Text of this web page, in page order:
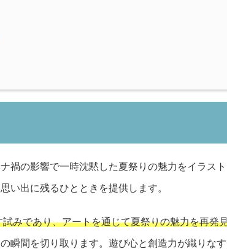
禍の影響で一時沈黙した夏祭りの魅力をイラス
い出に残るひとときを提供します。
みであり、アートを通じて夏祭りの魅力を再発
瞬間を切り取ります。遊び心と創造力が織りな